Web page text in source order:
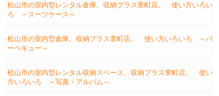
松山市の室内型レンタル倉庫、収納プラス萱町店。 使い方いろい
ろ ～スーツケース～
松山市の室内型倉庫、収納プラス萱町店。 使い方いろいろ ～バ
ーベキュー～
松山市の室内型レンタル収納スペース、収納プラス萱町店。 使い
方いろいろ ～写真・アルバム～